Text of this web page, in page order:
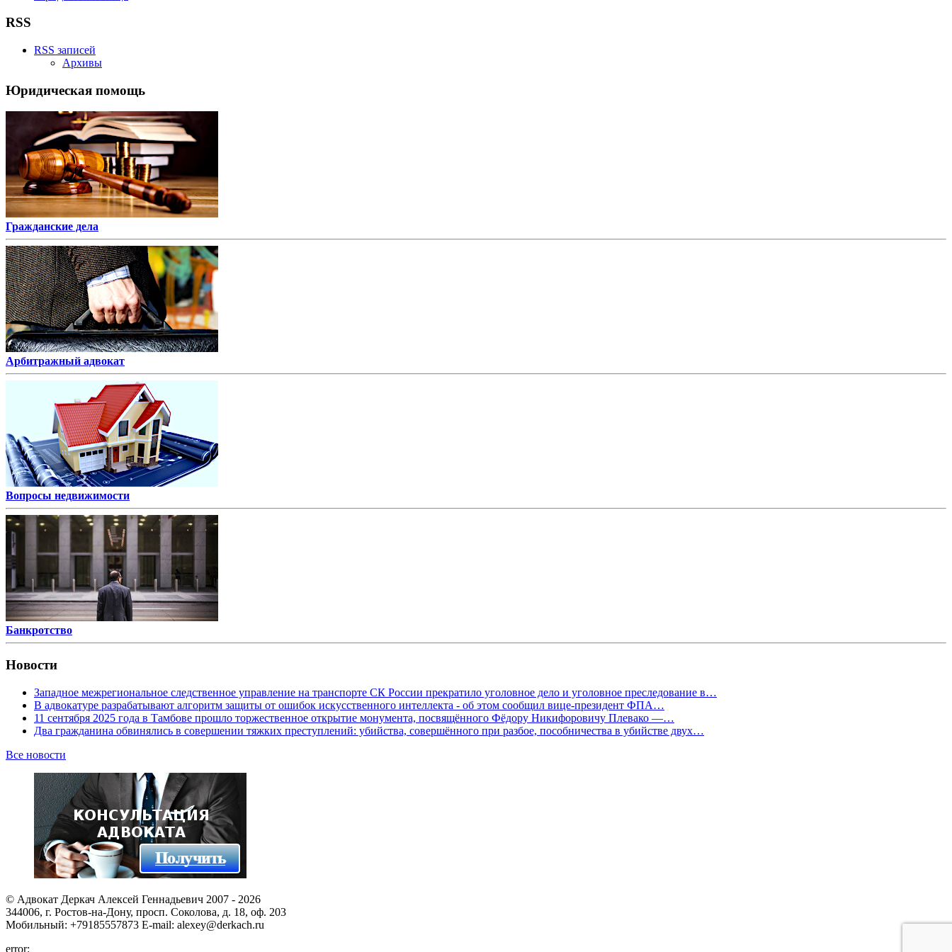
RSS
RSS записей
Архивы
Юридическая помощь
Гражданские дела
Арбитражный адвокат
Вопросы недвижимости
Банкротство
Новости
Западное межрегиональное следственное управление на транспорте СК России прекратило уголовное дело и уголовное преследование в…
В адвокатуре разрабатывают алгоритм защиты от ошибок искусственного интеллекта - об этом сообщил вице-президент ФПА…
11 сентября 2025 года в Тамбове прошло торжественное открытие монумента, посвящённого Фёдору Никифоровичу Плевако —…
Два гражданина обвинялись в совершении тяжких преступлений: убийства, совершённого при разбое, пособничества в убийстве двух…
Все новости
© Адвокат Деркач Алексей Геннадьевич 2007 - 2026
344006, г. Ростов-на-Дону, просп. Соколова, д. 18, оф. 203
Мобильный: +79185557873 E-mail: alexey@derkach.ru
error: